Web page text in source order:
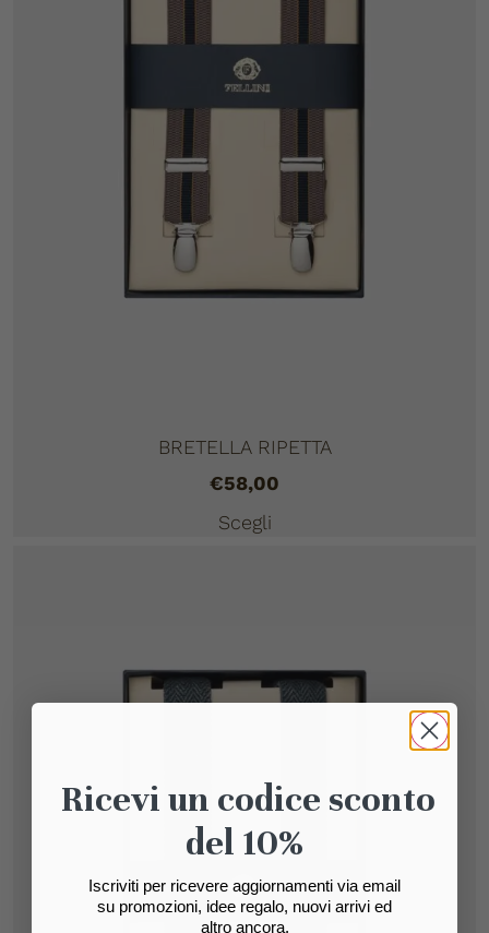
BRETELLA RIPETTA
€58,00
Scegli
Ricevi un codice sconto
del 10%
Iscriviti per ricevere aggiornamenti via email
su promozioni, idee regalo, nuovi arrivi ed
altro ancora.